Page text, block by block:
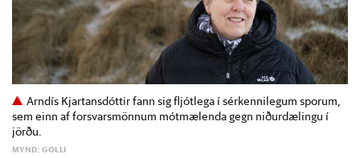
Arndís Kjartansdóttir fann sig fljótlega í sérkennilegum sporum,
sem einn af forsvarsmönnum mótmælenda gegn niðurdælingu í
jörðu.
MYND: GOLLI